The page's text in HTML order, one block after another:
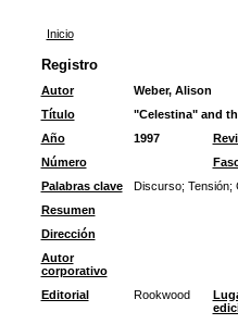
Inicio
Registro
Autor
Weber, Alison
Título
"Celestina" and
Año
1997
Número
Palabras clave
Discurso; Tensión;
Resumen
Dirección
Autor
corporativo
Editorial
Rookwood